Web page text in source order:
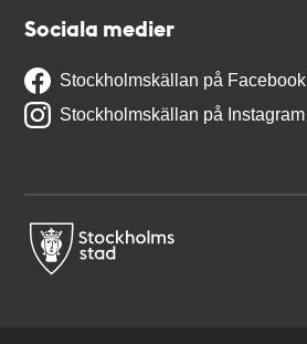
Sociala medier
Stockholmskällan på Facebook
Stockholmskällan på Instagram